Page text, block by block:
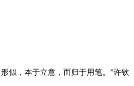
似，本于立意，而归于用笔。”许钦